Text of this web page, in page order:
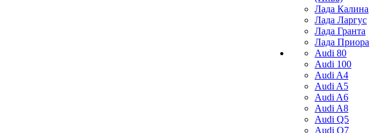
Лада Калина
Лада Ларгус
Лада Гранта
Лада Приора
Audi 80
Audi 100
Audi A4
Audi A5
Audi A6
Audi A8
Audi Q5
Audi Q7